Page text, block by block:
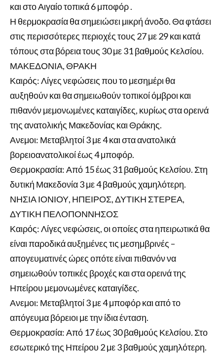
και στο Αιγαίο τοπικά 6 μποφόρ .
Η θερμοκρασία θα σημειώσει μικρή άνοδο. Θα φτάσει
στις περισσότερες περιοχές τους 27 με 29 και κατά
τόπους στα βόρεια τους 30 με 31 βαθμούς Κελσίου.
ΜΑΚΕΔΟΝΙΑ, ΘΡΑΚΗ
Καιρός: Λίγες νεφώσεις που το μεσημέρι θα
αυξηθούν και θα σημειωθούν τοπικοί όμβροι και
πιθανόν μεμονωμένες καταιγίδες, κυρίως στα ορεινά
της ανατολικής Μακεδονίας και Θράκης.
Ανεμοι: Μεταβλητοί 3 με 4 και στα ανατολικά
βορειοανατολικοί έως 4 μποφόρ.
Θερμοκρασία: Από 15 έως 31 βαθμούς Κελσίου. Στη
δυτική Μακεδονία 3 με 4 βαθμούς χαμηλότερη.
ΝΗΣΙΑ ΙΟΝΙΟΥ, ΗΠΕΙΡΟΣ, ΔΥΤΙΚΗ ΣΤΕΡΕΑ,
ΔΥΤΙΚΗ ΠΕΛΟΠΟΝΝΗΣΟΣ
Καιρός: Λίγες νεφώσεις, οι οποίες στα ηπειρωτικά θα
είναι παροδικά αυξημένες τις μεσημβρινές –
απογευματινές ώρες οπότε είναι πιθανόν να
σημειωθούν τοπικές βροχές και στα ορεινά της
Ηπείρου μεμονωμένες καταιγίδες.
Ανεμοι: Μεταβλητοί 3 με 4 μποφόρ και από το
απόγευμα βόρειοι με την ίδια ένταση.
Θερμοκρασία: Από 17 έως 30 βαθμούς Κελσίου. Στο
εσωτερικό της Ηπείρου 2 με 3 βαθμούς χαμηλότερη.